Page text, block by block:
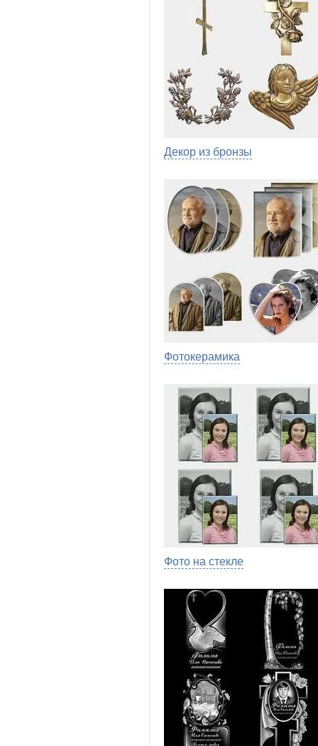
Декор из бронзы
Фотокерамика
Фото на стекле